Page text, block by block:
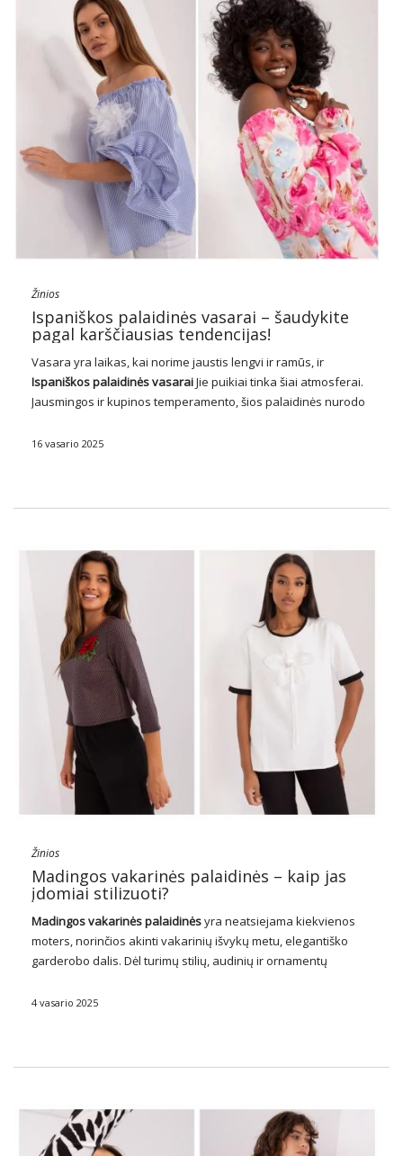
Žinios
Ispaniškos palaidinės vasarai – šaudykite
pagal karščiausias tendencijas!
Vasara yra laikas, kai norime jaustis lengvi ir ramūs, ir
IspaniškospalaidinėsvasaraiJie puikiai tinka šiai atmosferai.
Jausmingos ir kupinos temperamento, šios palaidinės nurodo
žavesio ir elegancijos mūsų vasaros išvaizdai. Jiems dažnai
16 vasario 2025
Žinios
Madingos vakarinės palaidinės – kaip jas
įdomiai stilizuoti?
Madingos vakarinės palaidinėsyra neatsiejama kiekvienos
moters, norinčios akinti vakarinių išvykų metu, elegantiško
garderobo dalis. Dėl turimų stilių, audinių ir ornamentų
stilingus kūrinius ypatingoms progoms. Nesvarbu, ar ketinate
4 vasario 2025